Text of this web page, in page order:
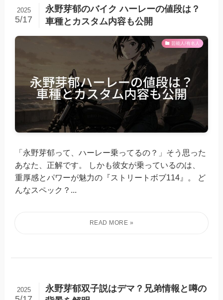
永野芽郁のバイク ハーレーの値段は？
車種とカスタム内容も公開
2025
5/17
芸能人/有名人
「永野芽郁って、ハーレー乗ってるの？」そう思った
あなた、正解です。 しかも彼女が乗っているのは、
重厚感とパワーが魅力の『ストリートボブ114』。 ど
んなスペック？...
永野芽郁双子説はデマ？兄弟情報と噂の
2025